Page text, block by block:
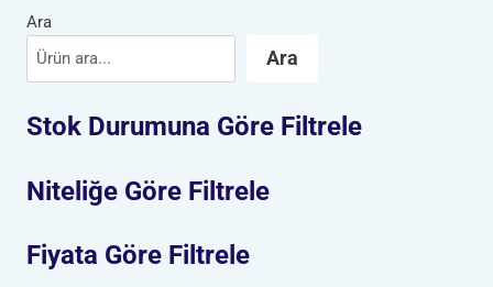
Ara
Ara
Stok Durumuna Göre Filtrele
Niteliğe Göre Filtrele
Fiyata Göre Filtrele